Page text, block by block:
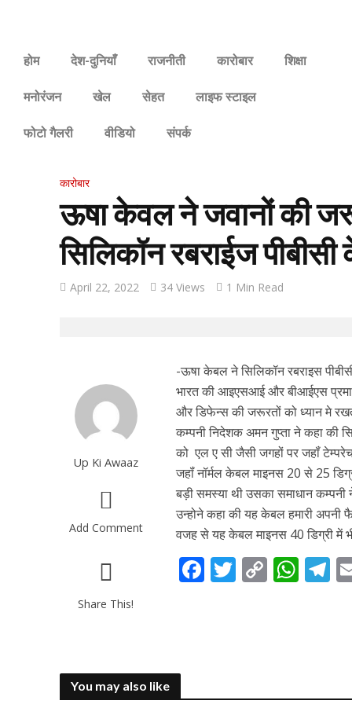
होम देश-दुनियाँ राजनीती कारोबार शिक्षा
मनोरंजन खेल सेहत लाइफ स्टाइल
फोटो गैलरी वीडियो संपर्क
कारोबार
ऊषा केवल ने जवानों की
सिलिकॉन रबराईज
April 22, 2022 34 Views 1 Min Read
Up Ki Awaaz
Add Comment
Share This!
-ऊषा केबल ने सिलिकॉन रबराइस
भारत की आइएसआई और बीआईएस
और डिफेन्स की जरूरतों को ध्यान मे रखते
कम्पनी निदेशक अमन गुप्ता ने कहा की
को एल ए सी जैसी जगहों पर जहॉं
जहॉं नॉर्मल केबल माइनस 20 से 25
बड़ी समस्या थी उसका समाधान कम्पनी
उन्होने कहा की यह केबल हमारी अपनी
वजह से यह केबल माइनस 40 डिग्री में
F
o
T C
n
W
p
T
You may also like